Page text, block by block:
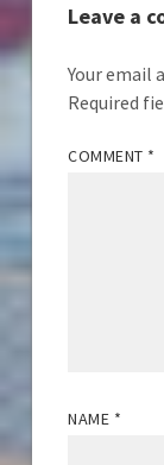
Leave a
Your email
Required
COMMENT *
NAME *